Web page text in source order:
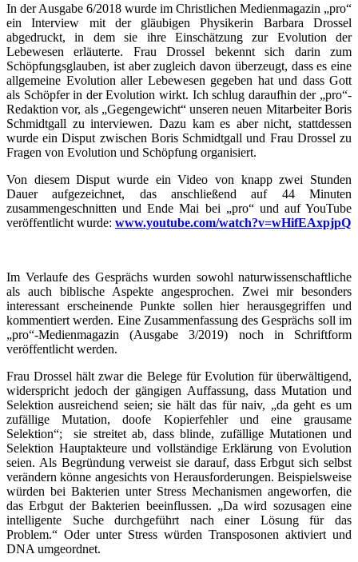
In der Ausgabe 6/2018 wurde im Christlichen Medienmagazin „pro“
ein Interview mit der gläubigen Physikerin Barbara Drossel
abgedruckt, in dem sie ihre Einschätzung zur Evolution der
Lebewesen erläuterte. Frau Drossel bekennt sich darin zum
Schöpfungsglauben, ist aber zugleich davon überzeugt, dass es eine
allgemeine Evolution aller Lebewesen gegeben hat und dass Gott
als Schöpfer in der Evolution wirkt. Ich schlug daraufhin der „pro“-
Redaktion vor, als „Gegengewicht“ unseren neuen Mitarbeiter Boris
Schmidtgall zu interviewen. Dazu kam es aber nicht, stattdessen
wurde ein Disput zwischen Boris Schmidtgall und Frau Drossel zu
Fragen von Evolution und Schöpfung organisiert.
Von diesem Disput wurde ein Video von knapp zwei Stunden
Dauer aufgezeichnet, das anschließend auf 44 Minuten
zusammengeschnitten und Ende Mai bei „pro“ und auf YouTube
veröffentlicht wurde: www.youtube.com/watch?v=wHifEAxpjpQ
Im Verlaufe des Gesprächs wurden sowohl naturwissenschaftliche
als auch biblische Aspekte angesprochen. Zwei mir besonders
interessant erscheinende Punkte sollen hier herausgegriffen und
kommentiert werden. Eine Zusammenfassung des Gesprächs soll im
„pro“-Medienmagazin (Ausgabe 3/2019) noch in Schriftform
veröffentlicht werden.
Frau Drossel hält zwar die Belege für Evolution für überwältigend,
widerspricht jedoch der gängigen Auffassung, dass Mutation und
Selektion ausreichend seien; sie hält das für naiv, „da geht es um
zufällige Mutation, doofe Kopierfehler und eine grausame
Selektion“; sie streitet ab, dass blinde, zufällige Mutationen und
Selektion Hauptakteure und vollständige Erklärung von Evolution
seien. Als Begründung verweist sie darauf, dass Erbgut sich selbst
verändern könne angesichts von Herausforderungen. Beispielsweise
würden bei Bakterien unter Stress Mechanismen angeworfen, die
das Erbgut der Bakterien beeinflussen. „Da wird sozusagen eine
intelligente Suche durchgeführt nach einer Lösung für das
Problem.“ Oder unter Stress würden Transposonen aktiviert und
DNA umgeordnet.